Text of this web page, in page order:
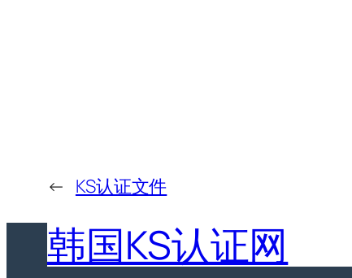
← KS认证文件
韩国KS认证网